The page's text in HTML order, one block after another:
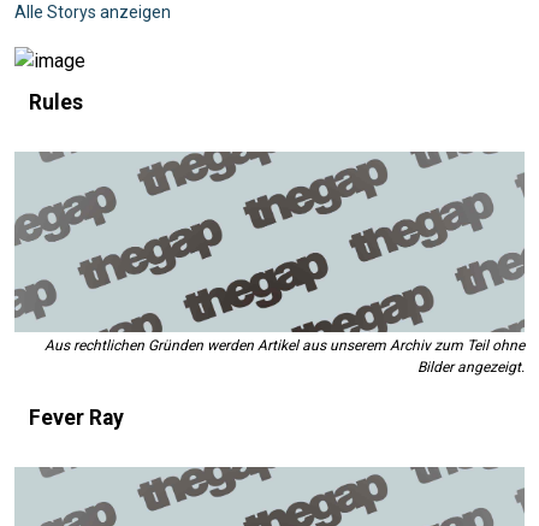
Alle Storys anzeigen
Rules
Aus rechtlichen Gründen werden Artikel aus unserem Archiv zum Teil ohne
Bilder angezeigt.
Fever Ray